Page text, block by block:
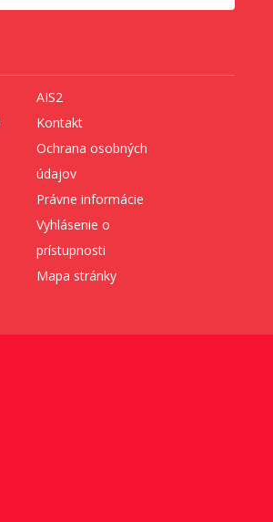
AIS2
Kontakt
Ochrana osobných
údajov
Právne informácie
Vyhlásenie o
prístupnosti
Mapa stránky